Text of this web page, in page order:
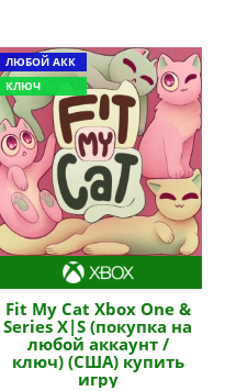
ЛЮБОЙ АКК
КЛЮЧ
Fit My Cat Xbox One &
Series X|S (покупка на
любой аккаунт /
ключ) (США) купить
игру